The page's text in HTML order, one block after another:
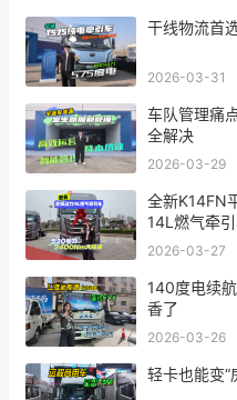
原创视频
2026-03-31
全解决